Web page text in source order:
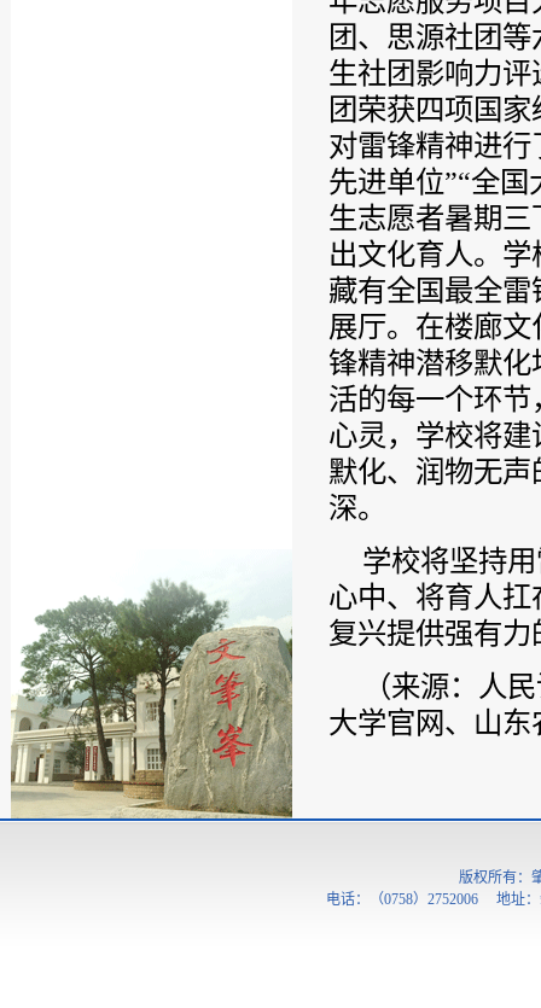
团、思源社团
生社团影响力
团荣获四项国
对雷锋精神进
先进单位”“全
生志愿者暑期
出文化育人。
藏有全国最全
展厅。在楼廊
锋精神潜移默
活的每一个环
心灵，学校将
默化、润物无
深。
学校将坚持
心中、将育人
复兴提供强有
（来源：人
大学官网、山
版权所有：
电话：（0758）2752006 地址